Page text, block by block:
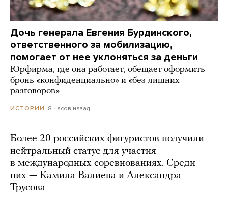
Дочь генерала Евгения Бурдинского,
ответственного за мобилизацию,
помогает от нее уклоняться за деньги
Юрфирма, где она работает, обещает оформить
бронь «конфиденциально» и «без лишних
разговоров»
ИСТОРИИ 8 часов назад
Более 20 российских фигуристов получили
нейтральный статус для участия
в международных соревнованиях. Среди
них — Камила Валиева и Александра
Трусова